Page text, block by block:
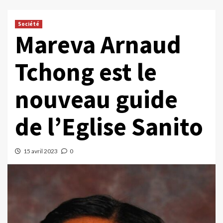
Société
Mareva Arnaud
Tchong est le
nouveau guide
de l’Eglise Sanito
15 avril 2023 0